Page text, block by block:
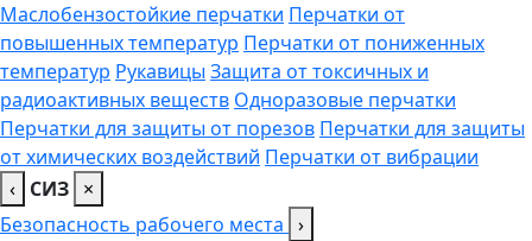
Маслобензостойкие перчатки Перчатки от
повышенных температур Перчатки от пониженных
температур Рукавицы Защита от токсичных и
радиоактивных веществ Одноразовые перчатки
Перчатки для защиты от порезов Перчатки для защиты
от химических воздействий Перчатки от вибрации
‹ СИЗ ×
Безопасность рабочего места ›